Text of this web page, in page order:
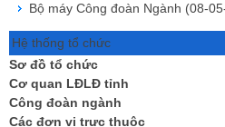
Bộ máy Công đoàn Ngành (08-
Hệ thống tổ chức
Sơ đồ tổ chức
Cơ quan LĐLĐ tỉnh
Công đoàn ngành
Các đơn vị trực thuộc